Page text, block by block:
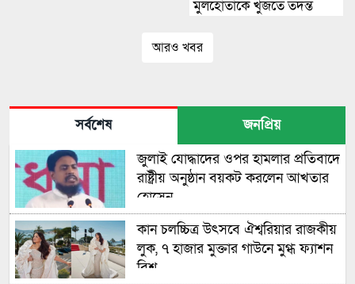
মুলহোতাকে খুঁজতে তদন্ত
আরও খবর
সর্বশেষ জনপ্রিয়
জুলাই যোদ্ধাদের ওপর হামলার প্রতিবাদে
রাষ্ট্রীয় অনুষ্ঠান বয়কট করলেন আখতার
হোসেন
কান চলচ্চিত্র উৎসবে ঐশ্বরিয়ার রাজকীয়
লুক, ৭ হাজার মুক্তার গাউনে মুগ্ধ ফ্যাশন
বিশ্ব